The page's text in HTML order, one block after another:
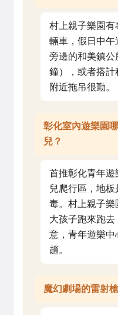
村上親子樂園
輛車，假日中午
旁邊的和美鎮公
鐘），或者搭計
附近拖吊很勤。
彰化室內遊樂園
兒？
首推彰化青年遊
兒爬行區，地
毒。村上親子樂
大孩子跑來跑
意，青年遊樂中
趟。
魔幻劇場的雷射